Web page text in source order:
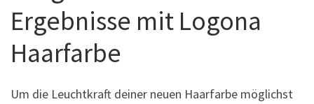
Ergebnisse mit Logona
Haarfarbe
Um die Leuchtkraft deiner neuen Haarfarbe möglichst